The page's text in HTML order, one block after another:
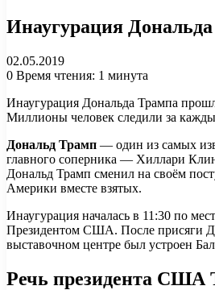
Инаугурация
02.05.2019
0 Время чтения: 1 минута
Инаугурация Дональда Трампа
Миллионы человек следили за
Дональд Трамп — один из самых
главного соперника — Хиллари
Дональд Трамп сменил на своём
Америки вместе взятых.
Инаугурация началась в 11:30 по
Президентом США. После присяги
выставочном центре был устроен
Речь президента США